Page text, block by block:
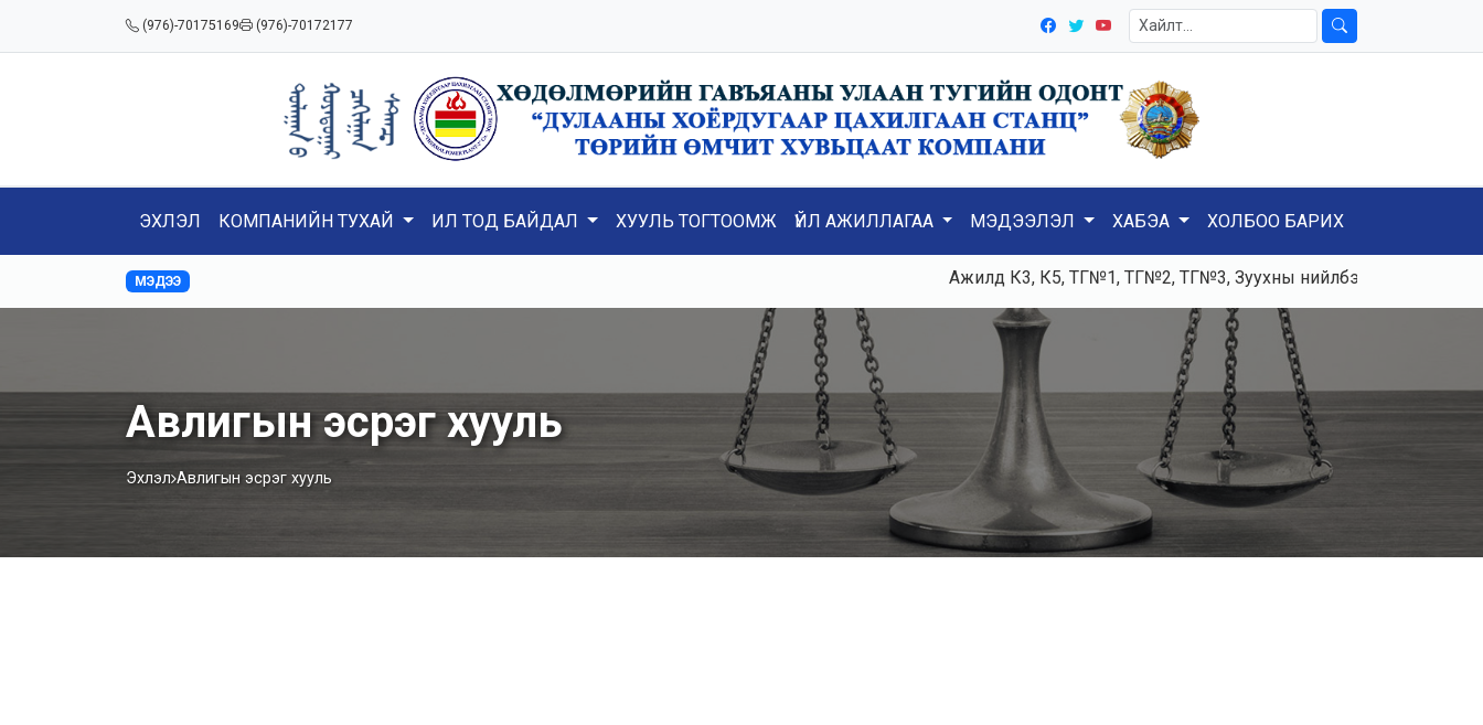
(976)-70175169 (976)-70172177
ЭХЛЭЛ КОМПАНИЙН ТУХАЙ ИЛ ТОД БАЙДАЛ ХУУЛЬ ТОГТООМЖ ҮЙЛ АЖИЛЛАГАА МЭДЭЭЛЭЛ ХАБЭА ХОЛБОО БАРИХ
МЭДЭЭ Ажилд К3, К5, ТГ№1, ТГ№2, ТГ№3, Зуухны нийлбэр ачаалал 120-
Авлигын эсрэг хууль
Эхлэл Авлигын эсрэг хууль